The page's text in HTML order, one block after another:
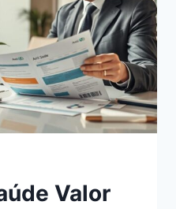
Valor